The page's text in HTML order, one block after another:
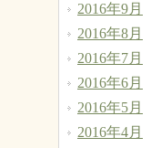
2016年9月
2016年8月
2016年7月
2016年6月
2016年5月
2016年4月